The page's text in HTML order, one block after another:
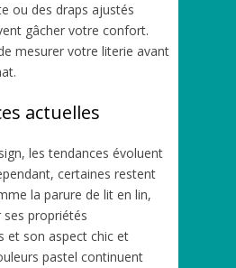
ou des draps ajustés
gâcher votre confort.
mesurer votre literie avant
actuelles
les tendances évoluent
certaines restent
la parure de lit en lin,
propriétés
et son aspect chic et
pastel continuent